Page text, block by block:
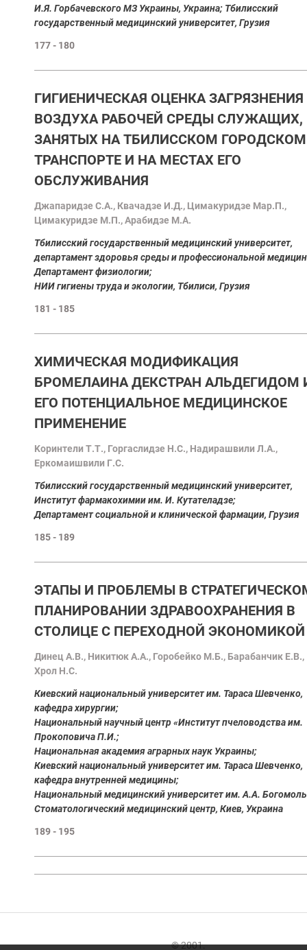
И.Я. Горбачевского МЗ Украины, Украина; Тбилисский
государственный медицинский университет, Грузия
177 - 180
ГИГИЕНИЧЕСКАЯ ОЦЕНКА ЗАГРЯЗНЕНИЯ
ВОЗДУХА РАБОЧЕЙ СРЕДЫ СЛУЖАЩИХ,
ЗАНЯТЫХ НА ТБИЛИССКОМ ГОРОДСКОМ
ТРАНСПОРТЕ И НА МЕСТАХ ЕГО
ОБСЛУЖИВАНИЯ
Джапаридзе С.А., Квачадзе И.Д., Цимакуридзе Мар.П.,
Цимакуридзе М.П., Арабидзе М.А.
Tбилисский государственный медицинский университет,
департамент здоровья среды и профессиональной
Департамент физиологии;
НИИ гигиены труда и экологии, Тбилиси, Грузия
181 - 185
ХИМИЧЕСКАЯ МОДИФИКАЦИЯ
БРОМЕЛАИНА ДЕКСТРАН АЛЬДЕГИДОМ
ЕГО ПОТЕНЦИАЛЬНОЕ МЕДИЦИНСКОЕ
ПРИМЕНЕНИЕ
Kоринтели Т.Т., Горгаслидзе Н.С., Надирашвили Л.А.,
Еркомаишвили Г.С.
Tбилисский государственный медицинский университет,
Институт фармакохимии им. И. Кутателадзе;
Департамент социальной и клинической фармации, Грузия
185 - 189
ЭТАПЫ И ПРОБЛЕМЫ В
ПЛАНИРОВАНИИ ЗДРАВООХРАНЕНИЯ В
СТОЛИЦЕ С ПЕРЕХОДНОЙ ЭКОНОМИКОЙ
Динец A.В., Никитюк А.А., Горобейко M.Б., Барабанчик Е.В.,
Хрол Н.С.
Киевский национальный университет им. Тараса Шевченко,
кафедра хирургии;
Национальный научный центр «Институт пчеловодства им.
Прокоповича П.И.;
Национальная академия аграрных наук Украины;
Киевский национальный университет им. Тараса Шевченко,
кафедра внутренней медицины;
Национальный медицинский университет им. А.А.
Стоматологический медицинский центр, Киев, Украина
189 - 195
© 2001.